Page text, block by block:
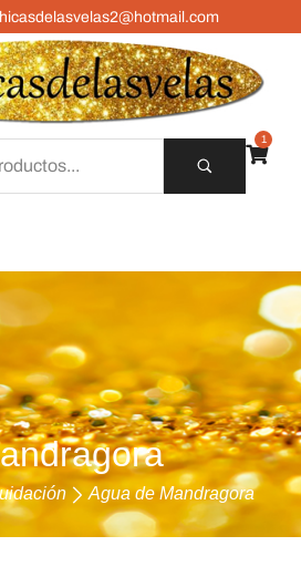
1
Agua de Mandragora